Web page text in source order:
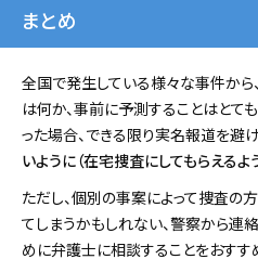
まとめ
全国で発生している様々な事件から
は何か、事前に予測することはとて
った場合、できる限り実名報道を避
いように（在宅捜査にしてもらえるよ
ただし、個別の事案によって捜査の
てしまうかもしれない、警察から連
めに弁護士に相談することをおすす